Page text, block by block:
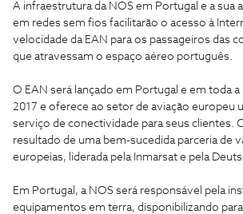
A infraestrutura da NOS em Portugal e a sua
em redes sem fios facilitarão o acesso à
velocidade da EAN para os passageiros das
que atravessam o espaço aéreo português.
O EAN será lançado em Portugal e em toda a
2017 e oferece ao setor de aviação europeu
serviço de conectividade para seus clientes.
resultado de uma bem-sucedida parceria de
europeias, liderada pela Inmarsat e pela
Em Portugal, a NOS será responsável pela
equipamentos em terra, disponibilizando